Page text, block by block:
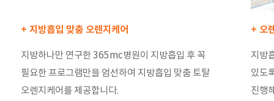
+ 지방흡입 맞춤 오렌지케어
지방하나만 연구한 365mc병원이 지방흡입 후 꼭
필요한 프로그램만을 엄선하여 지방흡입 맞춤 토탈
오렌지케어를 제공합니다.
+ 오
지방
있도
진행